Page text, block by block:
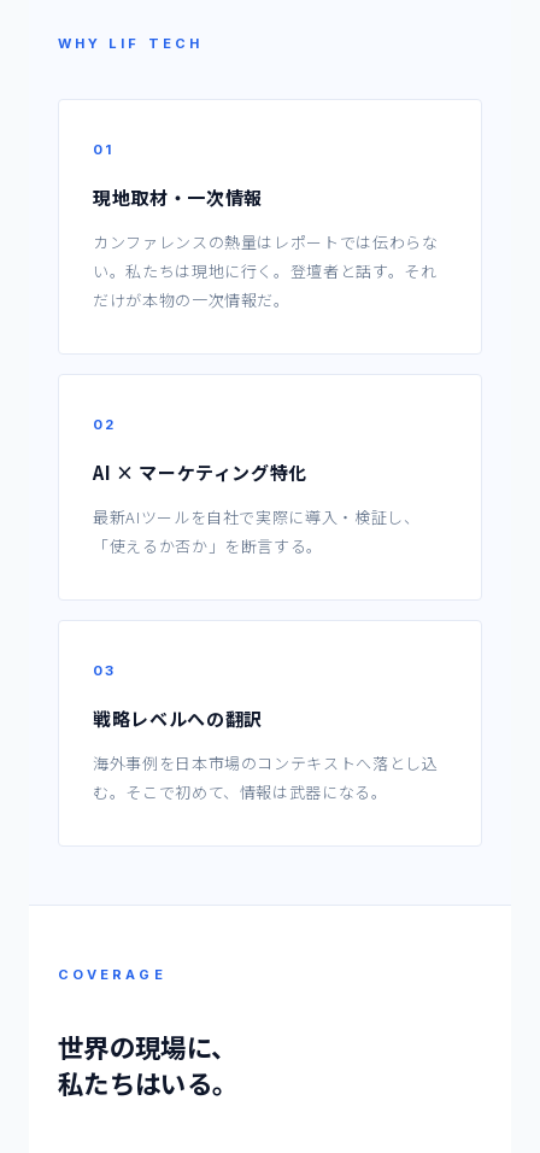
WHY LIF TECH
01
現地取材・一次情報
カンファレンスの熱量はレポートでは伝わらな
い。私たちは現地に行く。登壇者と話す。それ
だけが本物の一次情報だ。
02
AI × マーケティング特化
最新AIツールを自社で実際に導入・検証し、
「使えるか否か」を断言する。
03
戦略レベルへの翻訳
海外事例を日本市場のコンテキストへ落とし込
む。そこで初めて、情報は武器になる。
COVERAGE
世界の現場に、
私たちはいる。